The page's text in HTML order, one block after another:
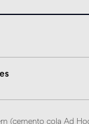
(cemento cola Ad